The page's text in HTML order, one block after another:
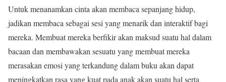
Untuk menanamkan cinta akan membaca sepanjang hidup,
jadikan membaca sebagai sesi yang menarik dan interaktif bagi
mereka. Membuat mereka berfikir akan maksud suatu hal dalam
bacaan dan membawakan sesuatu yang membuat mereka
merasakan emosi yang terkandung dalam buku akan dapat
meningkatkan rasa yang kuat pada anak akan suatu hal serta